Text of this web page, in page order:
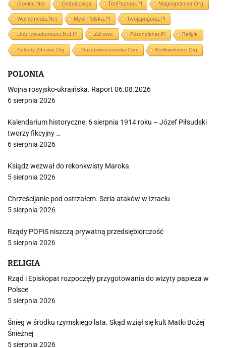
Goniec.net Globalizacja TenPoznan.pl Magnapolonia.org
Wolnemedia.net Mysl-Polska.pl Twojapogoda.pl
Dobrewiadomosci.net.pl Zdrowie Prisonplanet.pl Religia
Sekrety-Zdrowia.org Gazetawarszawska.com Stolikwolnosci.org
POLONIA
Wojna rosyjsko-ukraińska. Raport 06.08.2026
6 sierpnia 2026
Kalendarium historyczne: 6 sierpnia 1914 roku – Józef Piłsudski
tworzy fikcyjny …
6 sierpnia 2026
Ksiądz wezwał do rekonkwisty Maroka
5 sierpnia 2026
Chrześcijanie pod ostrzałem. Seria ataków w Izraelu
5 sierpnia 2026
Rządy POPiS niszczą prywatną przedsiębiorczość
5 sierpnia 2026
RELIGIA
Rząd i Episkopat rozpoczęły przygotowania do wizyty papieża w
Polsce
5 sierpnia 2026
Śnieg w środku rzymskiego lata. Skąd wziął się kult Matki Bożej
Śnieżnej
5 sierpnia 2026